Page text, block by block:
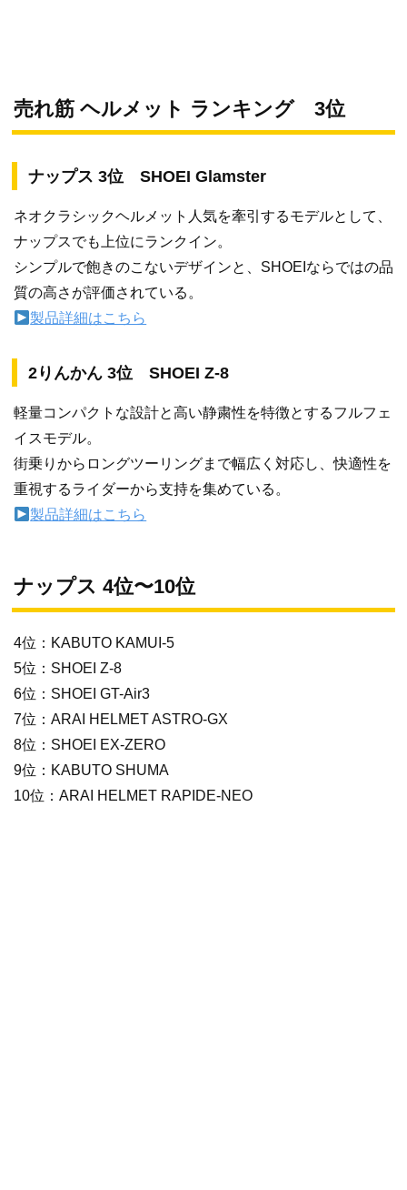
売れ筋 ヘルメット ランキング 3位
ナップス 3位 SHOEI Glamster
ネオクラシックヘルメット人気を牽引するモデルとして、
ナップスでも上位にランクイン。
シンプルで飽きのこないデザインと、SHOEIならではの品
質の高さが評価されている。
製品詳細はこちら
2りんかん 3位 SHOEI Z-8
軽量コンパクトな設計と高い静粛性を特徴とするフルフェ
イスモデル。
街乗りからロングツーリングまで幅広く対応し、快適性を
重視するライダーから支持を集めている。
製品詳細はこちら
ナップス 4位〜10位
4位：KABUTO KAMUI-5
5位：SHOEI Z-8
6位：SHOEI GT-Air3
7位：ARAI HELMET ASTRO-GX
8位：SHOEI EX-ZERO
9位：KABUTO SHUMA
10位：ARAI HELMET RAPIDE-NEO